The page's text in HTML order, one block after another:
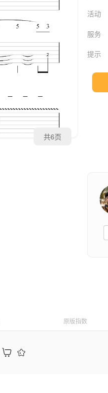
共6页
活动
服务
提示
原版指数